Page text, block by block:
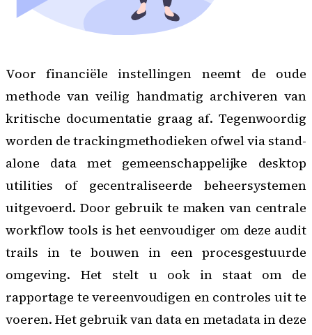
Voor financiële instellingen neemt de oude
methode van veilig handmatig archiveren van
kritische documentatie graag af. Tegenwoordig
worden de trackingmethodieken ofwel via stand-
alone data met gemeenschappelijke desktop
utilities of gecentraliseerde beheersystemen
uitgevoerd. Door gebruik te maken van centrale
workflow tools is het eenvoudiger om deze audit
trails in te bouwen in een procesgestuurde
omgeving. Het stelt u ook in staat om de
rapportage te vereenvoudigen en controles uit te
voeren. Het gebruik van data en metadata in deze